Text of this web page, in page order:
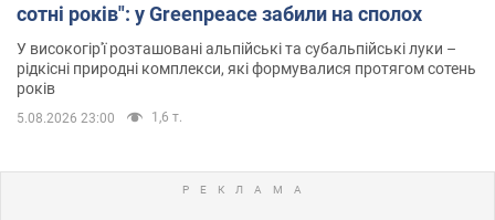
сотні років": у Greenpeace забили на сполох
У високогір'ї розташовані альпійські та субальпійські луки –
рідкісні природні комплекси, які формувалися протягом сотень
років
5.08.2026 23:00 1,6 т.